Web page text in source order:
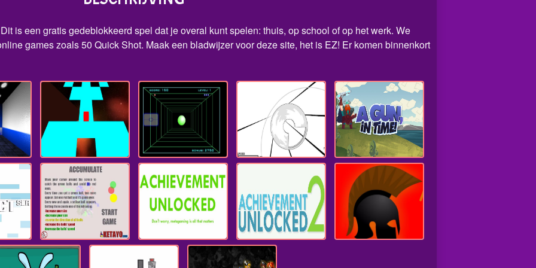
is een gratis gedeblokkeerd spel dat je overal kunt spelen: thuis, op school of op het werk. We
games zoals 50 Quick Shot. Maak een bladwijzer voor deze site, het is EZ! Er komen binnenkort